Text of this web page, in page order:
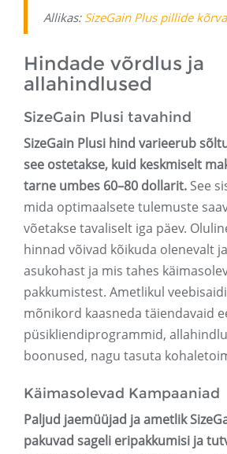
Allikas: SizeGain Plus pillide
Hindade võrdlus ja
allahindlused
SizeGain Plusi tavahind
SizeGain Plusi hind varieerub
see ostetakse, kuid keskmiselt
tarne umbes 60–80 dollarit. See
mida optimaalsete tulemuste
võetakse tavaliselt iga päev.
hinnad võivad kõikuda olenevalt
asukohast ja mis tahes
pakkumistest. Ametlikul
mõnikord kaasneda täiendavaid
püsikliendiprogrammid,
boonused, nagu tasuta
Käimasolevad Kampaaniad
Paljud jaemüüjad ja ametlik
pakuvad sageli eripakkumisi ja